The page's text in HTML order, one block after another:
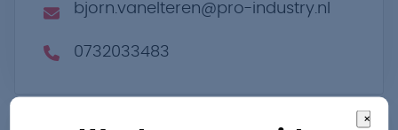
×
bjorn.vanelteren@pro-industry.nl
0732033483